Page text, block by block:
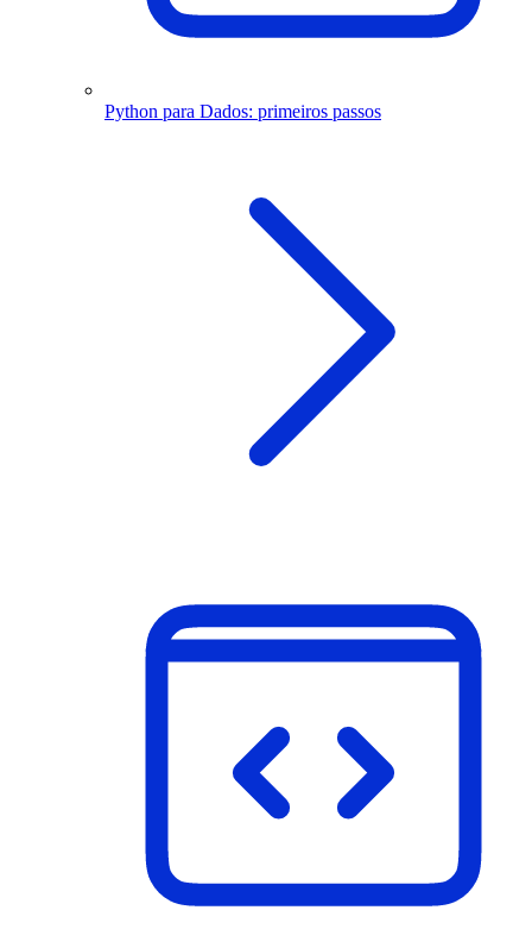
Python para Dados: primeiros passos